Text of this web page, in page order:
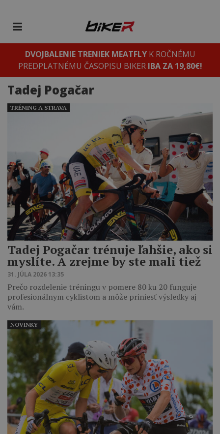
DVOJBALENIE TRENIEK MEATFLYK ROČNÉMU
PREDPLATNÉMU ČASOPISU BIKER IBA ZA 19,80€!
Tadej Pogačar
Tadej Pogačar trénuje ľahšie, ako si
myslíte. A zrejme by ste mali tiež
31. JÚLA 2026 13:35
Prečo rozdelenie tréningu v pomere 80 ku 20 funguje
profesionálnym cyklistom a môže priniesť výsledky aj
vám.
TRÉNING A STRAVA
NOVINKY